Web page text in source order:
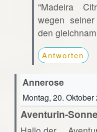
"Madeira
wegen
den
Antworten
Annerose
Montag, 20. Oktober
Aventurin-